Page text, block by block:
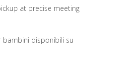
at precise meeting
bambini disponibili su